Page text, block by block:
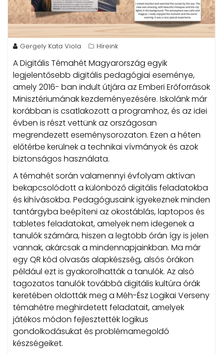
Gergely Kata Viola Híreink
A Digitális Témahét Magyarország egyik
legjelentősebb digitális pedagógiai eseménye,
amely 2016- ban indult útjára az Emberi Erőforrások
Minisztériumának kezdeményezésére. Iskolánk már
korábban is csatlakozott a programhoz, és az idei
évben is részt vettünk az országosan
megrendezett eseménysorozaton. Ezen a héten
előtérbe kerülnek a technikai vívmányok és azok
biztonságos használata.
A témahét során valamennyi évfolyam aktívan
bekapcsolódott a különböző digitális feladatokba
és kihívásokba. Pedagógusaink igyekeznek minden
tantárgyba beépíteni az okostáblás, laptopos és
tabletes feladatokat, amelyek nem idegenek a
tanulók számára, hiszen a legtöbb órán így is jelen
vannak, akárcsak a mindennapjainkban. Ma már
egy QR kód olvasás alapkészség, alsós órákon
például ezt is gyakorolhatták a tanulók. Az alsó
tagozatos tanulók továbbá digitális kultúra órák
keretében oldották meg a Méh-Ész Logikai Verseny
témahétre meghirdetett feladatait, amelyek
játékos módon fejlesztették logikus
gondolkodásukat és problémamegoldó
készségeiket.